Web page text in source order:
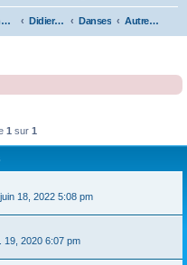
Compositions Didierland Danses Autres danses
1 sur 1
18, 2022 5:08 pm
19, 2020 6:07 pm